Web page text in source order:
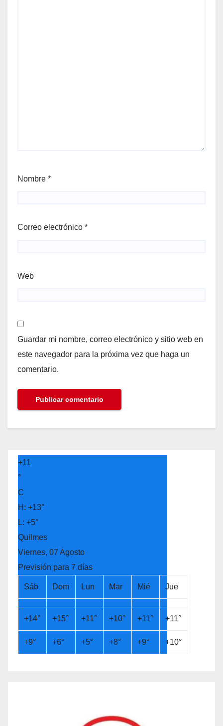
Nombre *
Correo electrónico *
Web
Guardar mi nombre, correo electrónico y sitio web en
este navegador para la próxima vez que haga un
comentario.
+11
°
C
H: +13°
L: +5°
Quilmes
Viernes, 07 Agosto
Previsión para 7 días
Sáb Dom Lun Mar Mié Jue
+14° +15° +11° +10° +11° +11°
+9° +6° +5° +8° +9° +10°